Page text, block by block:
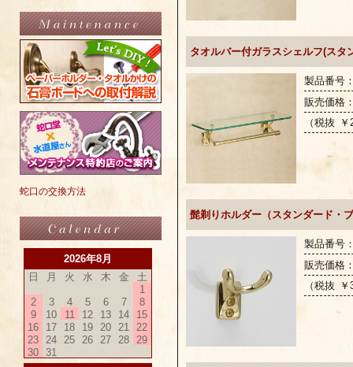
蛇口の交換方法
2026年8月
日
月 火 水 木 金
土
1
2
3 4 5 6 7
8
9
10 11 12 13 14
15
16
17 18 19 20 21
22
23
24 25 26 27 28
29
30
31
タオルバー付ガラスシェルフ(スタ
製品番号
販売価格
（税抜
髭剃りホルダー（スタンダード・
製品番号
販売価格
（税抜